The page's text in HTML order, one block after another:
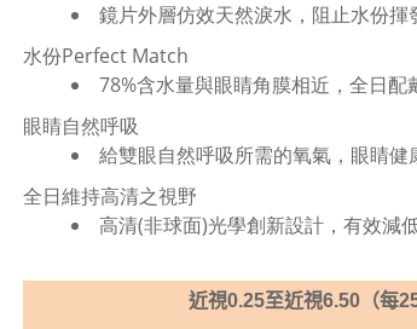
鏡片外層仿效天然淚水，阻止水份
水份Perfect Match
78%含水量與眼睛角膜相近，全日配
眼睛自然呼吸
給雙眼自然呼吸所需的氧氣 ，眼睛健
全日維持高清之視野
高清(非球面)光學創新設計，有效減
近視0.25至近視6.50 （每